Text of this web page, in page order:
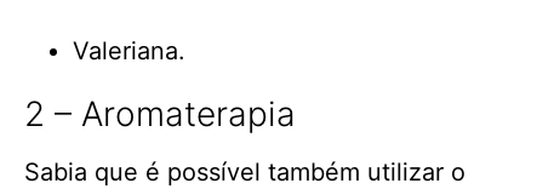
Valeriana.
2 – Aromaterapia
Sabia que é possível também utilizar o